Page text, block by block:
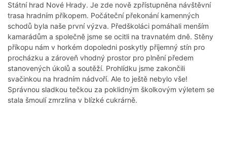
Státní hrad Nové Hrady. Je zde nově zpřístupněna návštěvní
trasa hradním příkopem. Počáteční překonání kamenných
schodů byla naše první výzva. Předškoláci pomáhali menším
kamarádům a společně jsme se ocitli na travnatém dně. Stěny
příkopu nám v horkém dopoledni poskytly příjemný stín pro
procházku a zároveň vhodný prostor pro plnění předem
stanovených úkolů a soutěží. Prohlídku jsme zakončili
svačinkou na hradním nádvoří. Ale to ještě nebylo vše!
Správnou sladkou tečkou za poklidným školkovým výletem se
stala šmoulí zmrzlina v blízké cukrárně.